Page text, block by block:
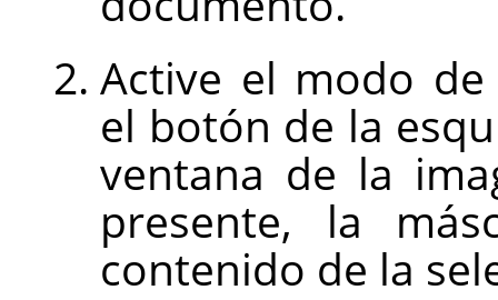
Active el modo
el botón de la
ventana de la
presente, la
contenido de la